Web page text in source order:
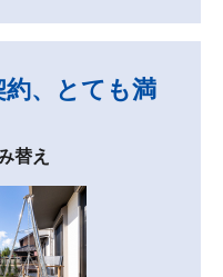
約、とても満
替え